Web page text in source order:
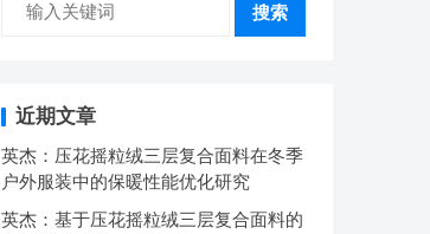
搜索
近期文章
英杰：压花摇粒绒三层复合面料在冬季
户外服装中的保暖性能优化研究
英杰：基于压花摇粒绒三层复合面料的